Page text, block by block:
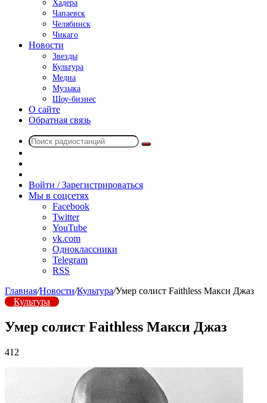
Хадера
Чапаевск
Челябинск
Чикаго
Новости
Звезды
Культура
Медиа
Музыка
Шоу-бизнес
О сайте
Обратная связь
Поиск
радио
Войти / Зарегистрироваться
Мы в соцсетях
Facebook
Twitter
YouTube
vk.com
Одноклассники
Telegram
RSS
Главная/Новости/Культура/Умер солист Faithless Макси Джаз
Культура
Умер солист Faithless Макси Джаз
412